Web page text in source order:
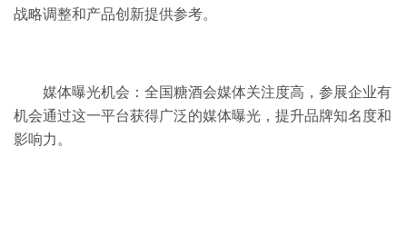
战略调整和产品创新提供参考。
媒体曝光机会：全国糖酒会媒体关注度高，参展企业有
机会通过这一平台获得广泛的媒体曝光，提升品牌知名度和
影响力。